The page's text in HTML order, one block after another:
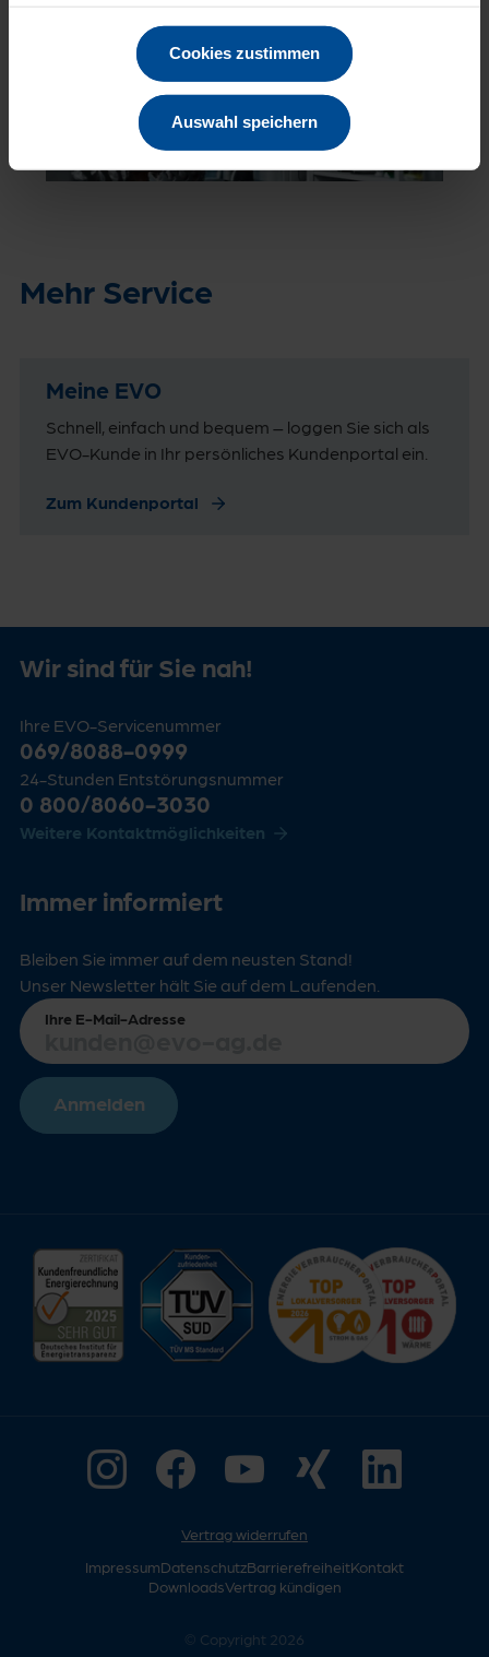
Cookies zustimmen
Auswahl speichern
Mehr Service
Meine EVO
Schnell, einfach und bequem – loggen Sie sich als
EVO-Kunde in Ihr persönliches Kundenportal ein.
Zum Kundenportal
Wir sind für Sie nah!
Ihre EVO-Servicenummer
069/8088-0999
24-Stunden Entstörungsnummer
0 800/8060-3030
Weitere Kontaktmöglichkeiten
Immer informiert
Bleiben Sie immer auf dem neusten Stand!
Unser Newsletter hält Sie auf dem Laufenden.
Ihre E-Mail-Adresse
Anmelden
Vertrag widerrufen
ImpressumDatenschutzBarrierefreiheitKontakt
DownloadsVertrag kündigen
© Copyright 2026